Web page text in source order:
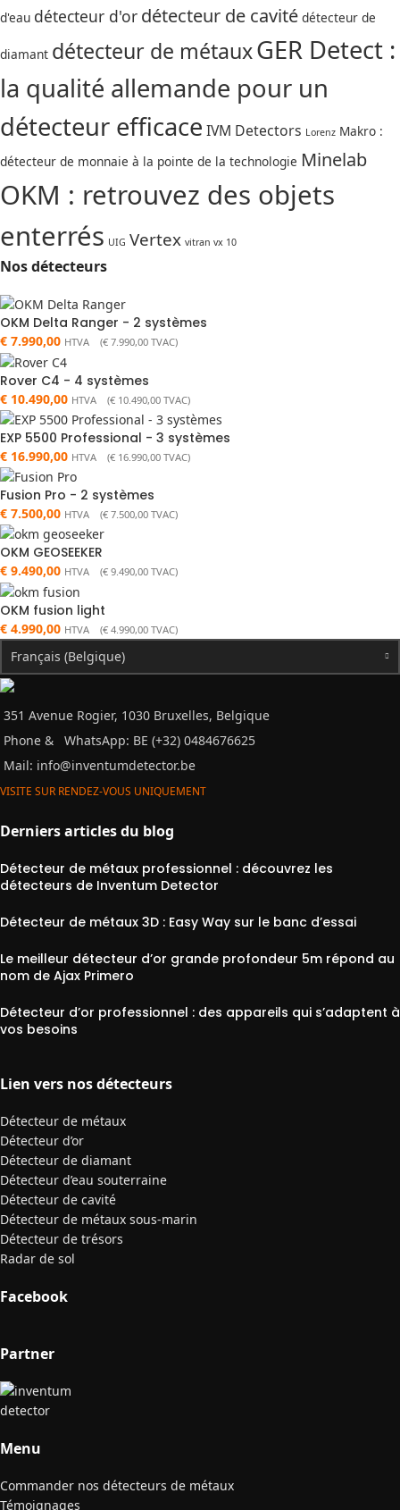
d'eau détecteur d'or détecteur de cavité détecteur de
diamant détecteur de métauxGER Detect :
la qualité allemande pour un
détecteur efficace IVM Detectors Lorenz Makro :
détecteur de monnaie à la pointe de la technologie Minelab
OKM : retrouvez des objets
enterrés UIG Vertex vitran vx 10
Nos détecteurs
OKM Delta Ranger - 2 systèmes
€ 7.990,00 HTVA (€ 7.990,00 TVAC)
Rover C4 - 4 systèmes
€ 10.490,00 HTVA (€ 10.490,00 TVAC)
EXP 5500 Professional - 3 systèmes
€ 16.990,00 HTVA (€ 16.990,00 TVAC)
Fusion Pro - 2 systèmes
€ 7.500,00 HTVA (€ 7.500,00 TVAC)
OKM GEOSEEKER
€ 9.490,00 HTVA (€ 9.490,00 TVAC)
OKM fusion light
€ 4.990,00 HTVA (€ 4.990,00 TVAC)
Français (Belgique)
351 Avenue Rogier, 1030 Bruxelles, Belgique
Phone &
WhatsApp: BE (+32) 0484676625
Mail: info@inventumdetector.be
VISITE SUR RENDEZ-VOUS UNIQUEMENT
Derniers articles du blog
Détecteur de métaux professionnel : découvrez les
détecteurs de Inventum Detector
Détecteur de métaux 3D : Easy Way sur le banc d’essai
Le meilleur détecteur d’or grande profondeur 5m répond au
nom de Ajax Primero
Détecteur d’or professionnel : des appareils qui s’adaptent à
vos besoins
Lien vers nos détecteurs
Détecteur de métaux
Détecteur d’or
Détecteur de diamant
Détecteur d’eau souterraine
Détecteur de cavité
Détecteur de métaux sous-marin
Détecteur de trésors
Radar de sol
Facebook
Partner
Menu
Commander nos détecteurs de métaux
Témoignages